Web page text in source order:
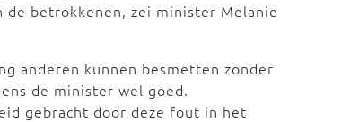
betrokkenen, zei minister Melanie
anderen kunnen besmetten zonder
de minister wel goed.
gebracht door deze fout in het